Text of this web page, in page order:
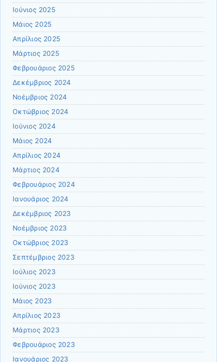
Ιούνιος 2025
Μάιος 2025
Απρίλιος 2025
Μάρτιος 2025
Φεβρουάριος 2025
Δεκέμβριος 2024
Νοέμβριος 2024
Οκτώβριος 2024
Ιούνιος 2024
Μάιος 2024
Απρίλιος 2024
Μάρτιος 2024
Φεβρουάριος 2024
Ιανουάριος 2024
Δεκέμβριος 2023
Νοέμβριος 2023
Οκτώβριος 2023
Σεπτέμβριος 2023
Ιούλιος 2023
Ιούνιος 2023
Μάιος 2023
Απρίλιος 2023
Μάρτιος 2023
Φεβρουάριος 2023
Ιανουάριος 2023